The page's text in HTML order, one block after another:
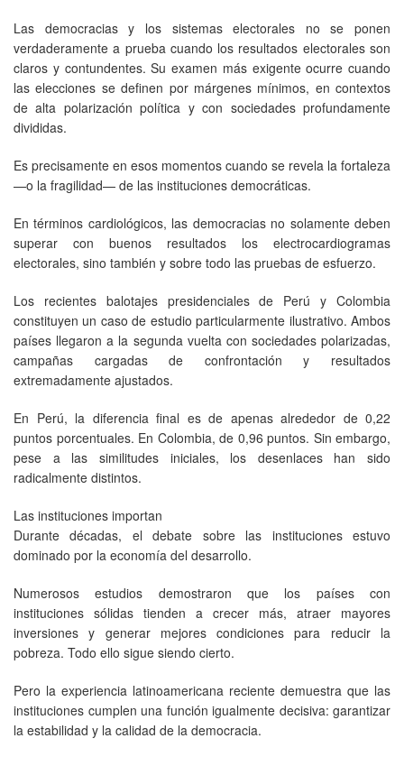
Las democracias y los sistemas electorales no se ponen
verdaderamente a prueba cuando los resultados electorales son
claros y contundentes. Su examen más exigente ocurre cuando
las elecciones se definen por márgenes mínimos, en contextos
de alta polarización política y con sociedades profundamente
divididas.
Es precisamente en esos momentos cuando se revela la fortaleza
—o la fragilidad— de las instituciones democráticas.
En términos cardiológicos, las democracias no solamente deben
superar con buenos resultados los electrocardiogramas
electorales, sino también y sobre todo las pruebas de esfuerzo.
Los recientes balotajes presidenciales de Perú y Colombia
constituyen un caso de estudio particularmente ilustrativo. Ambos
países llegaron a la segunda vuelta con sociedades polarizadas,
campañas cargadas de confrontación y resultados
extremadamente ajustados.
En Perú, la diferencia final es de apenas alrededor de 0,22
puntos porcentuales. En Colombia, de 0,96 puntos. Sin embargo,
pese a las similitudes iniciales, los desenlaces han sido
radicalmente distintos.
Las instituciones importan
Durante décadas, el debate sobre las instituciones estuvo
dominado por la economía del desarrollo.
Numerosos estudios demostraron que los países con
instituciones sólidas tienden a crecer más, atraer mayores
inversiones y generar mejores condiciones para reducir la
pobreza. Todo ello sigue siendo cierto.
Pero la experiencia latinoamericana reciente demuestra que las
instituciones cumplen una función igualmente decisiva: garantizar
la estabilidad y la calidad de la democracia.